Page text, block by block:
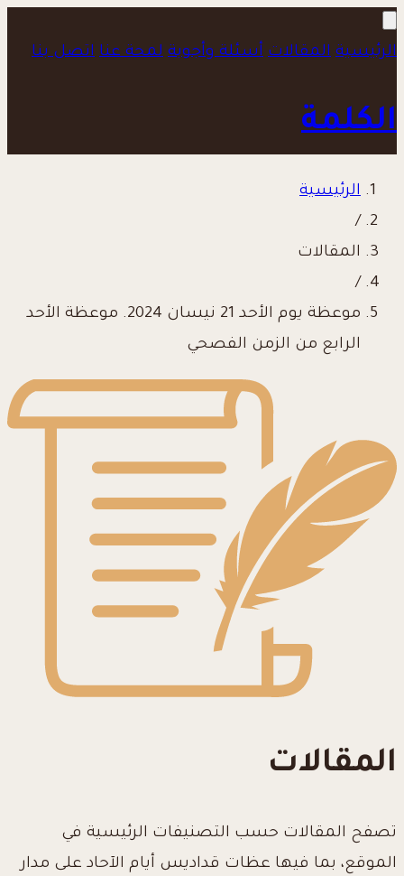
الرئيسية المقالات أسئلة وأجوبة لمحة عنا اتصل بنا
الكلمة
الرئيسية
/
المقالات
/
موعظة يوم الأحد 21 نيسان 2024. موعظة الأحد
الرابع من الزمن الفصحي
المقالات
تصفح المقالات حسب التصنيفات الرئيسية في
الموقع، بما فيها عظات قداديس أيام الآحاد على مدار